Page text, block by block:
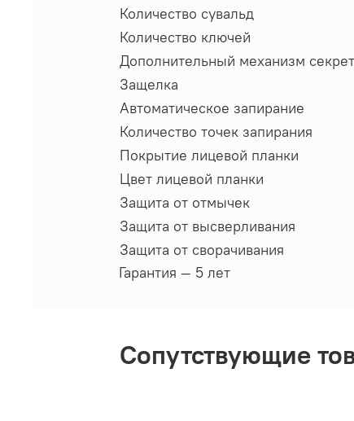
Количество сувальд
Количество ключей
Дополнительный механизм
Защелка
Автоматическое запирание
Количество точек запирания
Покрытие лицевой планки
Цвет лицевой планки
Защита от отмычек
Защита от высверливания
Защита от сворачивания
Гарантия — 5 лет
Сопутствующие